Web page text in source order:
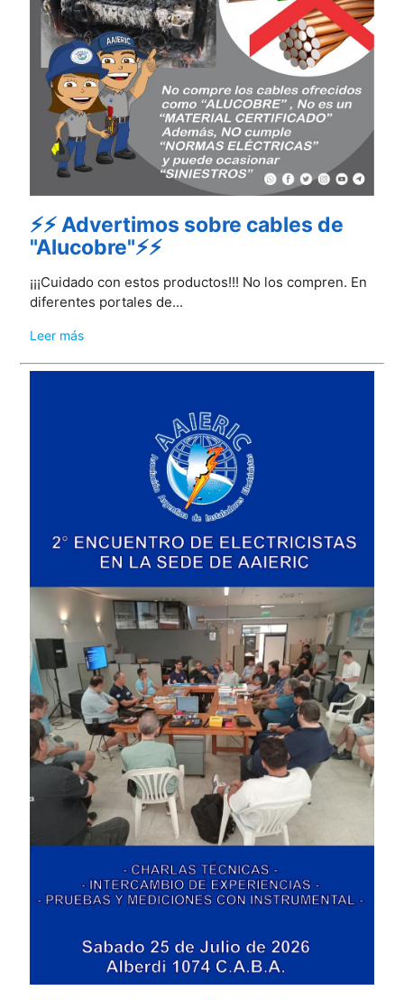
⚡⚡ Advertimos sobre cables de
"Alucobre"⚡⚡
¡¡¡Cuidado con estos productos!!! No los compren. En
diferentes portales de...
Leer más